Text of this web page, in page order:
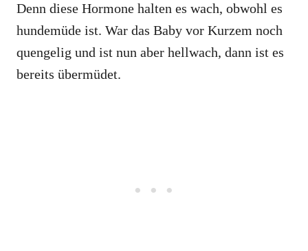
Denn diese Hormone halten es wach, obwohl es
hundemüde ist. War das Baby vor Kurzem noch
quengelig und ist nun aber hellwach, dann ist es
bereits übermüdet.